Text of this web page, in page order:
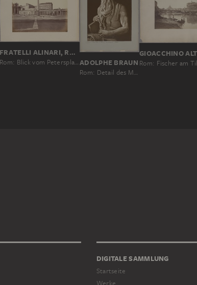
FRATELLI ALINARI, ROMUALDO ALINARI, LEOPOLDO ALINARI
Rom: Blick vom Petersplatz auf Obelisk und KolonnadenADOLPHE BRAUN
Rom: Detail des Moses von Michelangelo
DIGITALE SAMMLUNG
Startseite
Werke